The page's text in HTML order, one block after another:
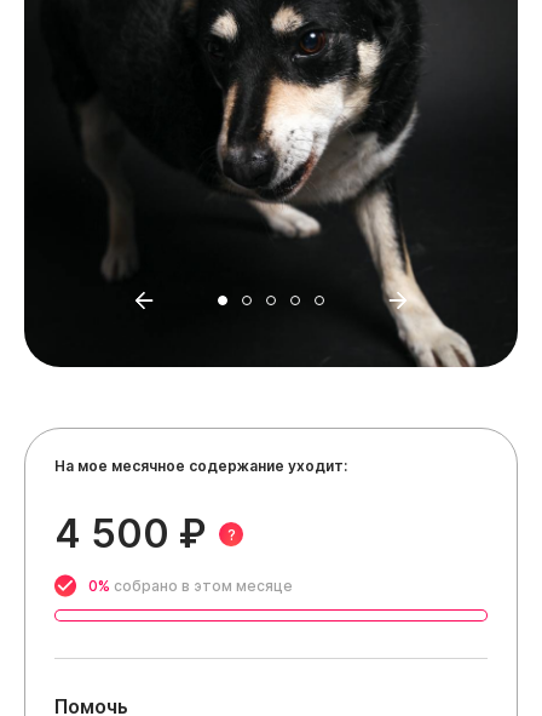
На мое месячное содержание уходит:
4 500 ₽ ?
0% собрано в этом месяце
Помочь